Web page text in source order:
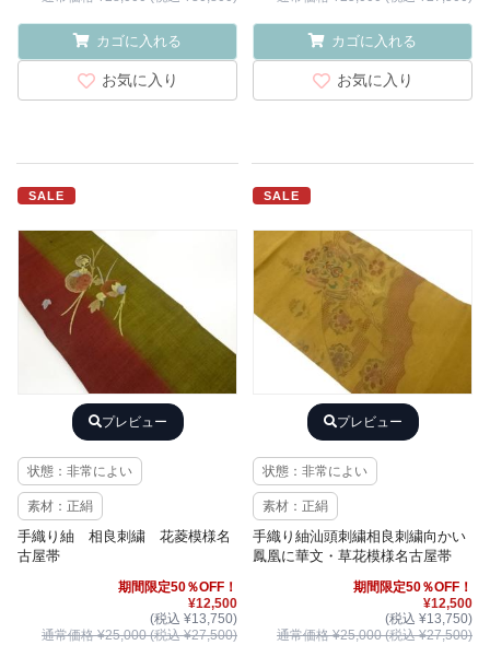
カゴに入れる
お気に入り
カゴに入れる
お気に入り
SALE
プレビュー
状態：非常によい
素材：正絹
手織り紬 相良刺繍 花菱模様名
古屋帯
期間限定50％OFF！
¥12,500
(税込 ¥13,750)
通常価格 ¥25,000 (税込 ¥27,500)
SALE
プレビュー
状態：非常によい
素材：正絹
手織り紬汕頭刺繍相良刺繍向かい
鳳凰に華文・草花模様名古屋帯
期間限定50％OFF！
¥12,500
(税込 ¥13,750)
通常価格 ¥25,000 (税込 ¥27,500)